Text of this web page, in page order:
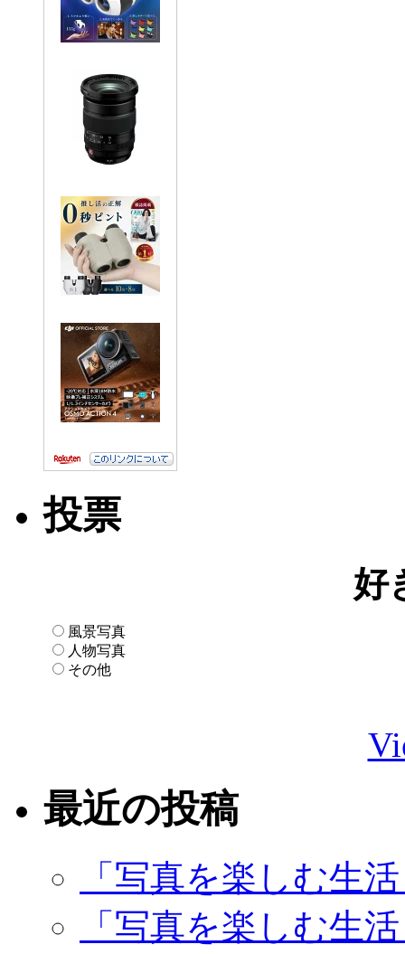
投票
好
風景写真
人物写真
その他
最近の投稿
「写真を楽しむ生
「写真を楽しむ生